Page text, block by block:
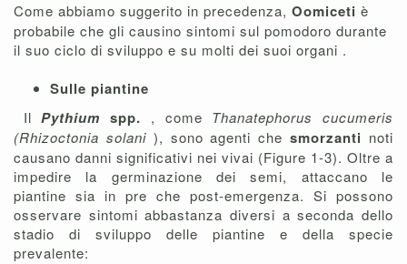
Come abbiamo suggerito in precedenza, Oomiceti è
probabile che gli causino sintomi sul pomodoro durante
il suo ciclo di sviluppo e su molti dei suoi organi .
Sulle piantine
IlPythiumspp. , come Thanatephorus cucumeris
(Rhizoctonia solani ), sono agenti chesmorzanti noti
causano danni significativi nei vivai (Figure 1-3). Oltre a
impedire la germinazione dei semi, attaccano le
piantine sia in pre che post-emergenza. Si possono
osservare sintomi abbastanza diversi a seconda dello
stadio di sviluppo delle piantine e della specie
prevalente: